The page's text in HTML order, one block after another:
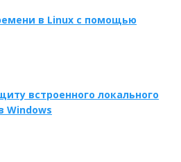
в Linux с помощью
встроенного локального
Windows